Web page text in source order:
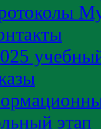
этап